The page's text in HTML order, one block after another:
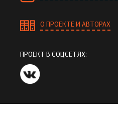
О ПРОЕКТЕ И АВТОРАХ
ПРОЕКТ В СОЦСЕТЯХ: